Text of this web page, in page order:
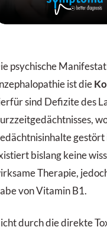
psychische
ist die
sind Defizite des
bislang keine
Therapie,
von Vitamin B1.
durch die direkte